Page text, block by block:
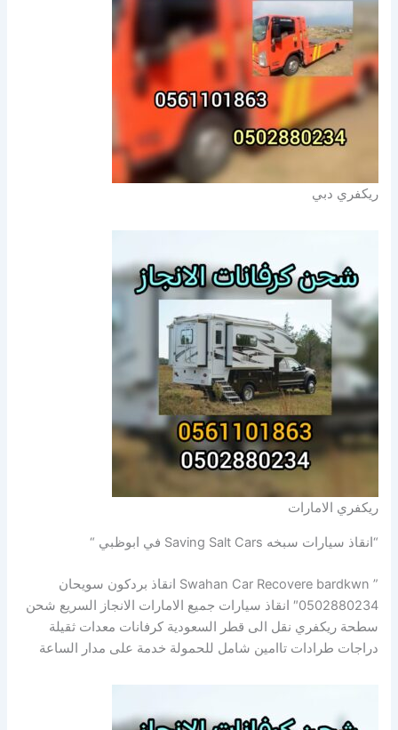
ريكفري دبي
ريكفري الامارات
“انقاذ سيارات سبخه Saving Salt Cars في ابوظبي “
” Swahan Car Recovere bardkwn انقاذ بردكون سويحان
0502880234″ انقاذ سيارات جميع الامارات الانجاز السريع شحن
سطحة ريكفري نقل الى قطر السعودية كرفانات معدات ثقيلة
دراجات طرادات تاامين شامل للحمولة خدمة على مدار الساعة